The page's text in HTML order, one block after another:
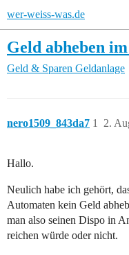
wer-weiss-was.de
Geld abheben
Geld & Sparen Geldanlage
nero1509_843da7 2.
1
Hallo.
Neulich habe ich gehört,
Automaten kein Geld
man also seinen Dispo in
reichen würde oder nicht.